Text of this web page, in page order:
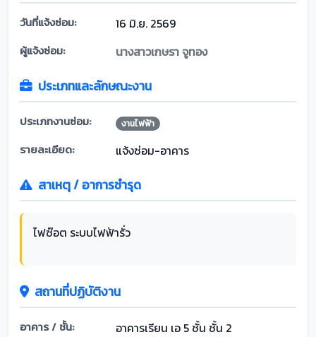
วันที่แจ้งซ่อม: 16 มิ.ย. 2569
ผู้แจ้งซ่อม: นางสาวเกษรา จูทอง
ประเภทและลักษณะงาน
ประเภทงานซ่อม: งานไฟฟ้า
รายละเอียด: แจ้งซ่อม-อาคาร
สาเหตุ / อาการชำรุด
ไฟซ๊อต ระบบไฟฟ้ารั่ว
สถานที่ปฏิบัติงาน
อาคาร / ชั้น: อาคารเรียน เอ 5 ชั้น ชั้น 2